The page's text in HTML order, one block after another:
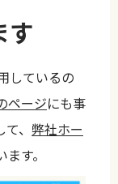
す
しているの
ページにも事
、 弊社ホー
ます。